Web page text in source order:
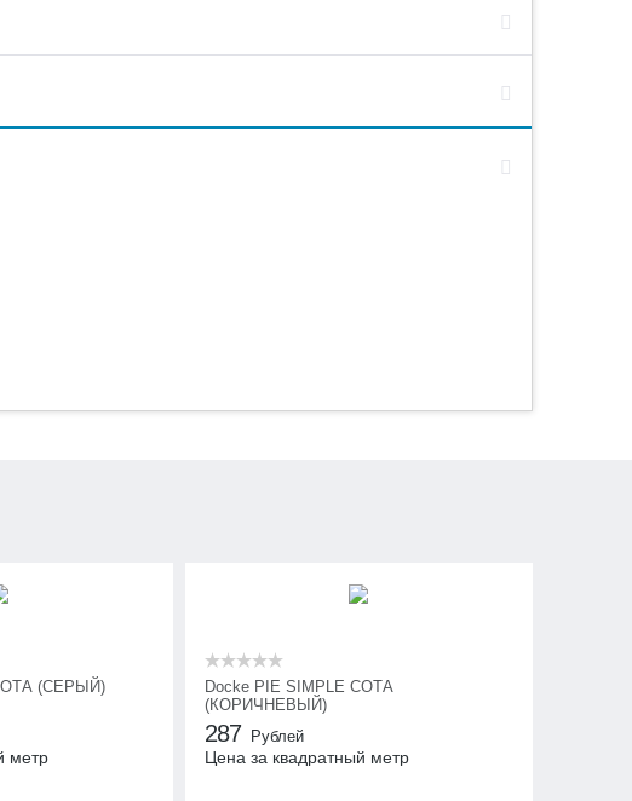
(СЕРЫЙ)
метр
Docke PIE SIMPLE СОТА
(КОРИЧНЕВЫЙ)
287 Рублей
Цена за квадратный метр